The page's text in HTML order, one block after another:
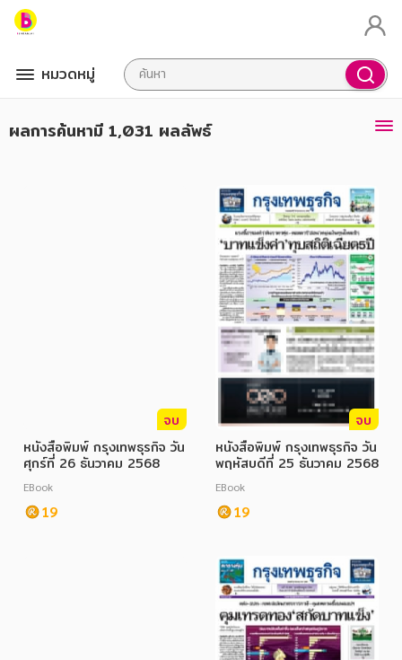
หมวดหมู่
ผลการค้นหามี 1,031 ผลลัพธ์
จบ
หนังสือพิมพ์ กรุงเทพธุรกิจ วัน
ศุกร์ที่ 26 ธันวาคม 2568
EBook
19
จบ
หนังสือพิมพ์ กรุงเทพธุรกิจ วัน
พฤหัสบดีที่ 25 ธันวาคม 2568
EBook
19